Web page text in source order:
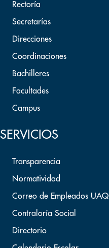
Rectoría
Secretarías
Direcciones
Coordinaciones
Bachilleres
Facultades
Campus
SERVICIOS
Transparencia
Normatividad
Correo de Empleados UAQ
Contraloría Social
Directorio